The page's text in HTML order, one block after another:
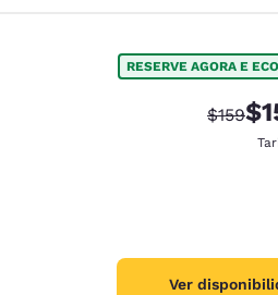
RESERVE AGORA E
Tarifa
$159
Ver